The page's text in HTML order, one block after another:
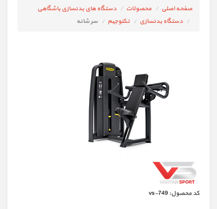
صفحه اصلی محصولات
دستگاه های بدنسازی باشگاهی
دستگاه بدنسازی
تکنوجیم سر شانه
كد محصول: vs-749